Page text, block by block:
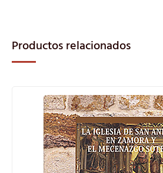
Productos relacionados